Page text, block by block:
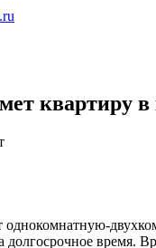
квартиру в
долгосрочное время.